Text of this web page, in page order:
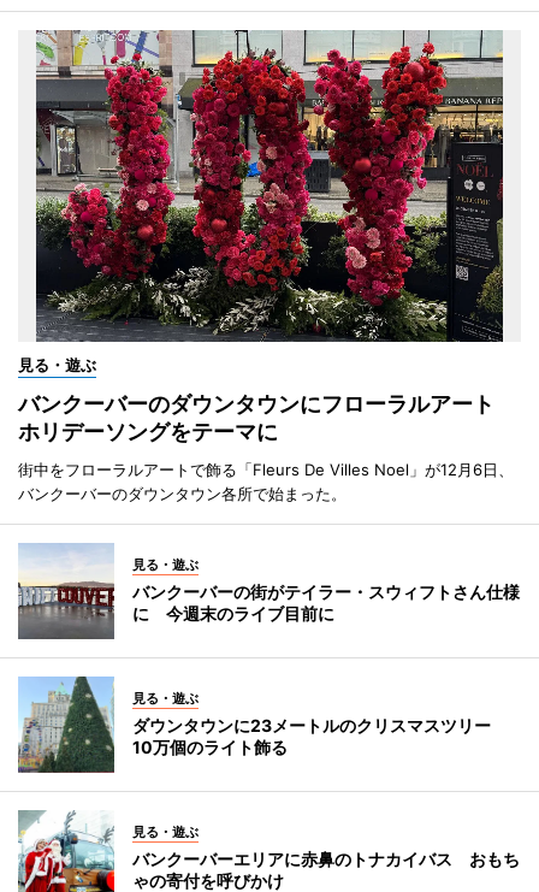
見る・遊ぶ
バンクーバーのダウンタウンにフローラルアート
ホリデーソングをテーマに
街中をフローラルアートで飾る「Fleurs De Villes Noel」が12月6日、
バンクーバーのダウンタウン各所で始まった。
見る・遊ぶ
バンクーバーの街がテイラー・スウィフトさん仕様
に 今週末のライブ目前に
見る・遊ぶ
ダウンタウンに23メートルのクリスマスツリー
10万個のライト飾る
見る・遊ぶ
バンクーバーエリアに赤鼻のトナカイバス おもち
ゃの寄付を呼びかけ